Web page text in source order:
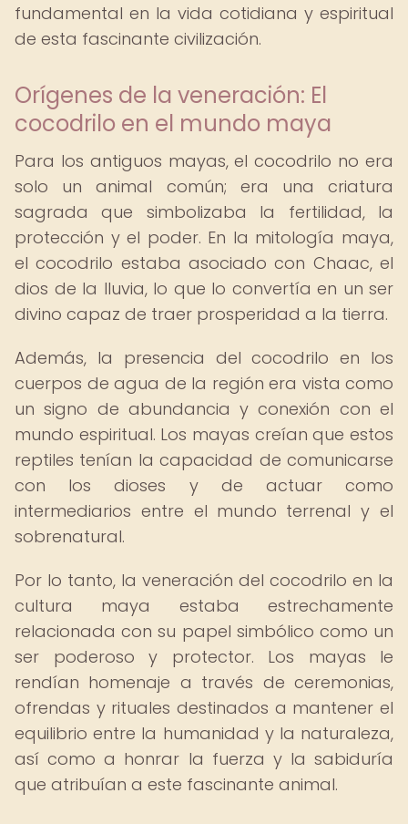
fundamental en la vida cotidiana y espiritual
de esta fascinante civilización.
Orígenes de la veneración: El
cocodrilo en el mundo maya
Para los antiguos mayas, el cocodrilo no era
solo un animal común; era una criatura
sagrada que simbolizaba la fertilidad, la
protección y el poder. En la mitología maya,
el cocodrilo estaba asociado con Chaac, el
dios de la lluvia, lo que lo convertía en un ser
divino capaz de traer prosperidad a la tierra.
Además, la presencia del cocodrilo en los
cuerpos de agua de la región era vista como
un signo de abundancia y conexión con el
mundo espiritual. Los mayas creían que estos
reptiles tenían la capacidad de comunicarse
con los dioses y de actuar como
intermediarios entre el mundo terrenal y el
sobrenatural.
Por lo tanto, la veneración del cocodrilo en la
cultura maya estaba estrechamente
relacionada con su papel simbólico como un
ser poderoso y protector. Los mayas le
rendían homenaje a través de ceremonias,
ofrendas y rituales destinados a mantener el
equilibrio entre la humanidad y la naturaleza,
así como a honrar la fuerza y la sabiduría
que atribuían a este fascinante animal.